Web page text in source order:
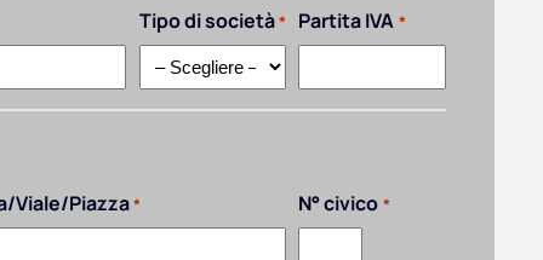
Tipo di società* Partita IVA *
Viale/Piazza* N° civico *